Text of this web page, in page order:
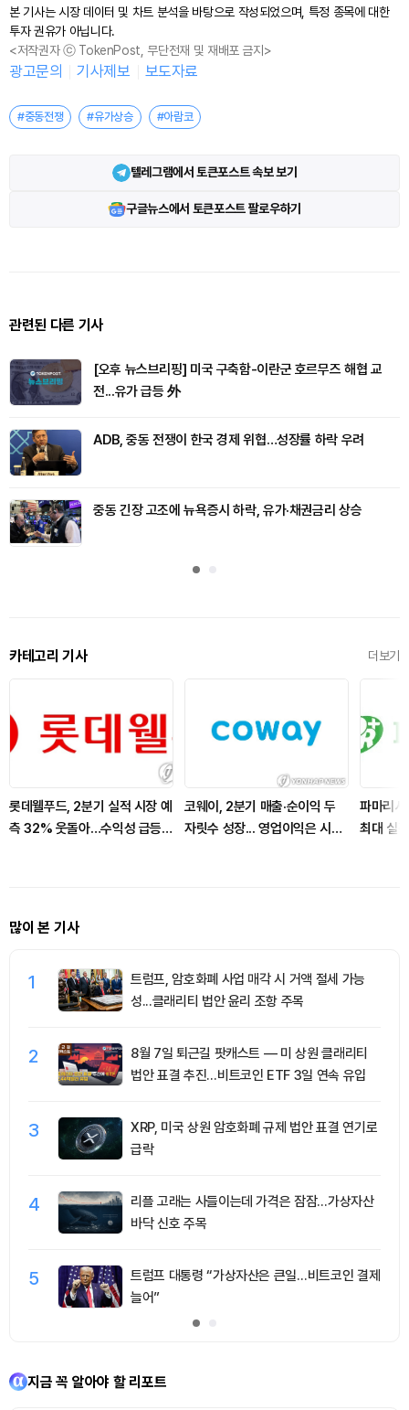
본 기사는 시장 데이터 및 차트 분석을 바탕으로 작성되었으며, 특정 종목에 대한
투자 권유가 아닙니다.
<저작권자 ⓒ TokenPost, 무단전재 및 재배포 금지>
광고문의 기사제보 보도자료
#중동전쟁 #유가상승 #아람코
텔레그램에서 토큰포스트 속보 보기
구글뉴스에서 토큰포스트 팔로우하기
관련된 다른 기사
[오후 뉴스브리핑] 미국 구축함-이란군 호르무즈 해협 교
전...유가 급등 外
ADB, 중동 전쟁이 한국 경제 위협…성장률 하락 우려
중동 긴장 고조에 뉴욕증시 하락, 유가·채권금리 상승
카테고리 기사 더보기
롯데웰푸드, 2분기 실적 시장 예
측 32% 웃돌아…수익성 급등
코웨이, 2분기 매출·순이익 두
자릿수 성장... 영업이익은 시장
파마리
최대 실
많이 본 기사
1
트럼프, 암호화폐 사업 매각 시 거액 절세 가능
성...클래리티 법안 윤리 조항 주목
2
8월 7일 퇴근길 팟캐스트 — 미 상원 클래리티
법안 표결 추진…비트코인 ETF 3일 연속 유입
3
XRP, 미국 상원 암호화폐 규제 법안 표결 연기로
급락
4
리플 고래는 사들이는데 가격은 잠잠…가상자산
바닥 신호 주목
5
트럼프 대통령 “가상자산은 큰일…비트코인 결제
늘어”
지금 꼭 알아야 할 리포트